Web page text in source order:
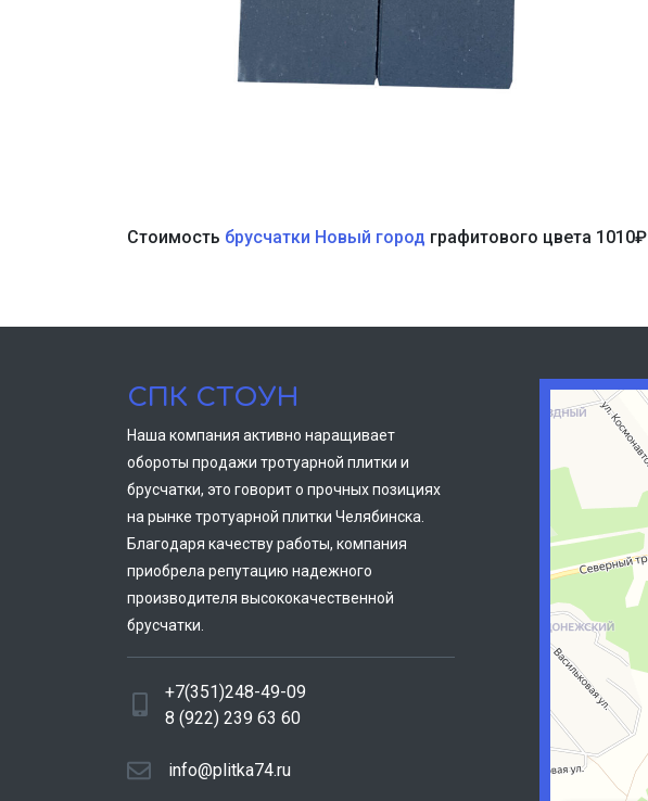
Стоимость брусчатки Новый город графитового цвета 1010₽
СПК СТОУН
Наша компания активно наращивает
обороты продажи тротуарной плитки и
брусчатки, это говорит о прочных позициях
на рынке тротуарной плитки Челябинска.
Благодаря качеству работы, компания
приобрела репутацию надежного
производителя высококачественной
брусчатки.
+7(351)248-49-09
8 (922) 239 63 60
info@plitka74.ru